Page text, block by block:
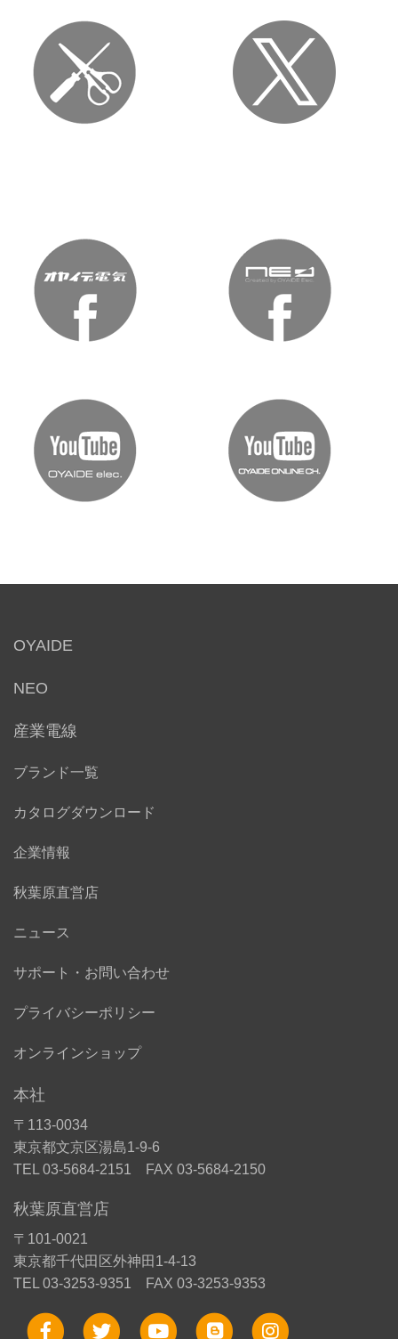
OYAIDE
NEO
産業電線
ブランド一覧
カタログダウンロード
企業情報
秋葉原直営店
ニュース
サポート・お問い合わせ
プライバシーポリシー
オンラインショップ
本社
〒113-0034
東京都文京区湯島1-9-6
TEL 03-5684-2151 FAX 03-5684-2150
秋葉原直営店
〒101-0021
東京都千代田区外神田1-4-13
TEL 03-3253-9351 FAX 03-3253-9353